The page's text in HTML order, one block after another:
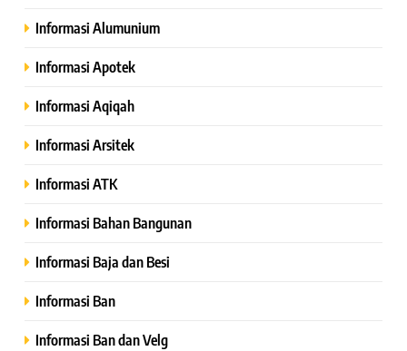
Informasi Alumunium
Informasi Apotek
Informasi Aqiqah
Informasi Arsitek
Informasi ATK
Informasi Bahan Bangunan
Informasi Baja dan Besi
Informasi Ban
Informasi Ban dan Velg